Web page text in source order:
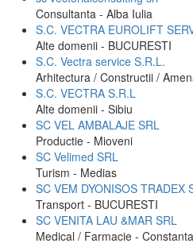
Consultanta - Alba Iulia
S.C. VECTRA EUROLIFT
Alte domenii - BUCURESTI
S.C. Vectra service S.R.L.
Arhitectura / Constructii /
S.C. VECTRA S.R.L
Alte domenii - Sibiu
SC VEL AMBALAJE SRL
Productie - Mioveni
SC Velimed SRL
Turism - Medias
SC VEM DYONISOS TRADEX
Transport - BUCURESTI
SC VENITA LAU &MAR SRL
Medical / Farmacie - Constanta